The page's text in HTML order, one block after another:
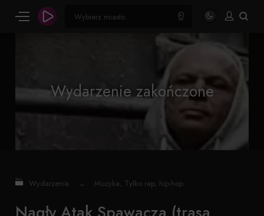
Wydarzenie zakończone
Wydarzenia → Muzyka, Tylko rap, hip-hop